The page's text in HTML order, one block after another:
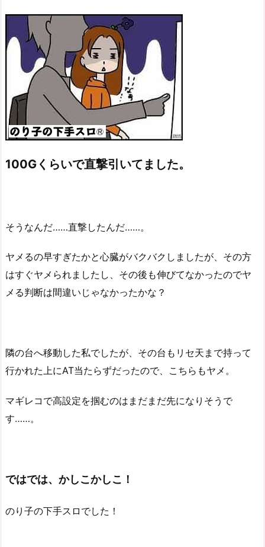
100Gくらいで直撃引いてました。
そうなんだ……直撃したんだ……。
ヤメるの早すぎたかと心臓がバクバクしましたが、その方
はすぐヤメられましたし、その後も伸びてなかったのでヤ
メる判断は間違いじゃなかったかな？
隣の台へ移動した私でしたが、その台もリセ天まで持って
行かれた上にAT当たらずだったので、こちらもヤメ。
マギレコで高設定を掴むのはまだまだ先になりそうで
す……。
ではでは、かしこかしこ！
のり子の下手スロでした！